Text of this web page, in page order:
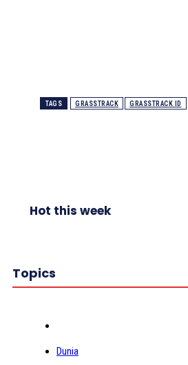
TAGS GRASSTRACK GRASSTRACK ID
Hot this week
Topics
Dunia